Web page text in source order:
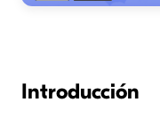
Introducción